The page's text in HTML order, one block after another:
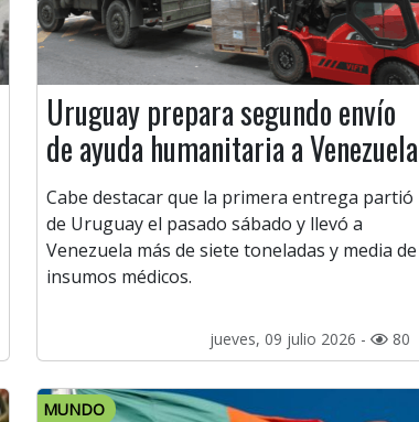
Uruguay prepara segundo envío
de ayuda humanitaria a Venezuela
Cabe destacar que la primera entrega partió
de Uruguay el pasado sábado y llevó a
Venezuela más de siete toneladas y media de
insumos médicos.
jueves, 09 julio 2026 - 80
MUNDO